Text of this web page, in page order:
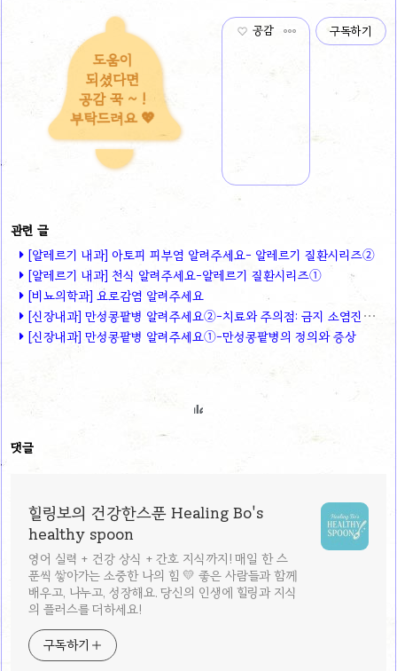
도움이
되셨다면
공감 꾹 ~ !
부탁드려요 💖
공감 구독하기
[알레르기 내과] 아토피 피부염 알려주세요- 알레르기 질환시리즈②
[알레르기 내과] 천식 알려주세요-알레르기 질환시리즈①
[비뇨의학과] 요로감염 알려주세요
[신장내과] 만성콩팥병 알려주세요②-치료와 주의점: 금지 소염진통제 목록
[신장내과] 만성콩팥병 알려주세요①-만성콩팥병의 정의와 증상
댓글
힐링보의 건강한스푼 Healing Bo's
healthy spoon
영어 실력 + 건강 상식 + 간호 지식까지! 매일 한 스
푼씩 쌓아가는 소중한 나의 힘 💛 좋은 사람들과 함께
배우고, 나누고, 성장해요. 당신의 인생에 힐링과 지식
의 플러스를 더하세요!
구독하기